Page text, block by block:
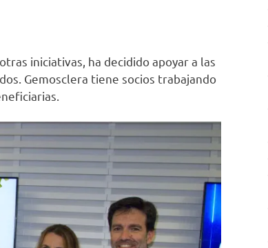
iniciativas, ha decidido apoyar a las
Gemosclera tiene socios trabajando